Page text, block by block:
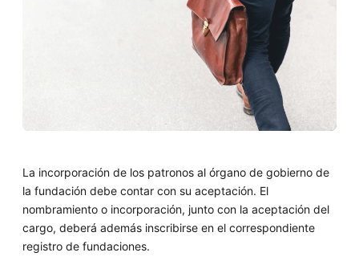
La incorporación de los patronos al órgano de gobierno de
la fundación debe contar con su aceptación. El
nombramiento o incorporación, junto con la aceptación del
cargo, deberá además inscribirse en el correspondiente
registro de fundaciones.